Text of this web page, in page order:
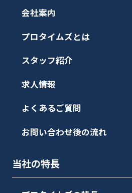
会社案内
プロタイムズとは
スタッフ紹介
求人情報
よくあるご質問
お問い合わせ後の流れ
当社の特長